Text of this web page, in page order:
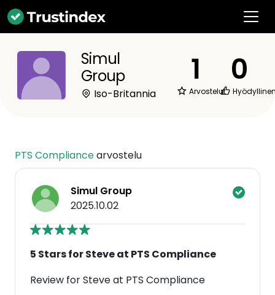
Simul
Group
Iso-Britannia
1
Arvostelut
0
PTS Compliancearvostelu
Simul Group
2025.10.02
5 Stars for Steve at PTS Compliance
Review for Steve at PTS Compliance